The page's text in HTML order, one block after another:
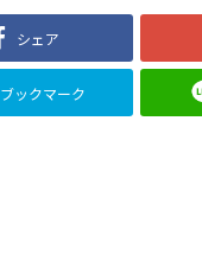
シェア
ブックマーク